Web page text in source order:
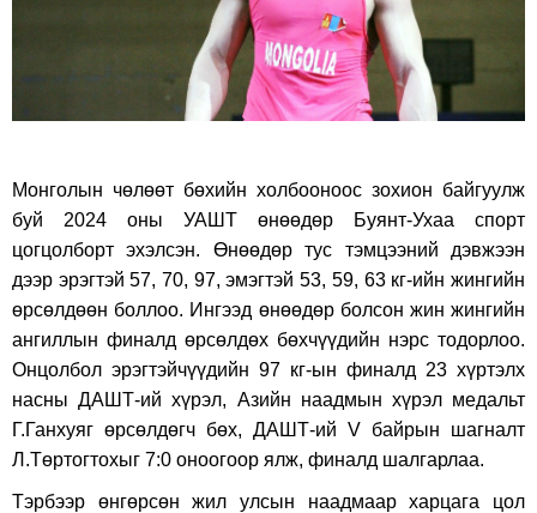
Монголын чөлөөт бөхийн холбооноос зохион байгуулж
буй 2024 оны УАШТ өнөөдөр Буянт-Ухаа спорт
цогцолборт эхэлсэн. Өнөөдөр тус тэмцээний дэвжээн
дээр эрэгтэй 57, 70, 97, эмэгтэй 53, 59, 63 кг-ийн жингийн
өрсөлдөөн боллоо. Ингээд өнөөдөр болсон жин жингийн
ангиллын финалд өрсөлдөх бөхчүүдийн нэрс тодорлоо.
Онцолбол эрэгтэйчүүдийн 97 кг-ын финалд 23 хүртэлх
насны ДАШТ-ий хүрэл, Азийн наадмын хүрэл медальт
Г.Ганхуяг өрсөлдөгч бөх, ДАШТ-ий V байрын шагналт
Л.Төртогтохыг 7:0 оноогоор ялж, финалд шалгарлаа.
Тэрбээр өнгөрсөн жил улсын наадмаар харцага цол